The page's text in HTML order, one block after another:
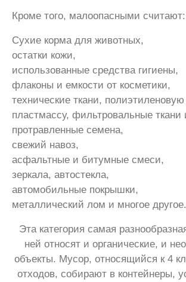
Кроме того, малоопасными считают:
Сухие корма для животных,
остатки кожи,
использованные средства гигиены,
флаконы и емкости от косметики,
технические ткани, полиэтиленовую
пластмассу, фильтровальные ткани
протравленные семена,
свежий навоз,
асфальтные и битумные смеси,
зеркала, автостекла,
автомобильные покрышки,
металлический лом и многое другое.
Эта категория самая
ней относят и органические, и
объекты. Мусор, относящийся к 4
отходов, собирают в контейнеры,